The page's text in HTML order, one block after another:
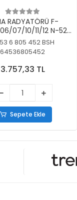
RADYATÖRÜ F-
07/10/11/12 N-52
N-53/57/63
6 805 452 BSH
64536805452
3.757,33 TL
Sepete Ekle